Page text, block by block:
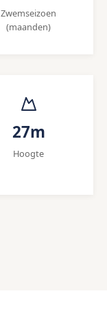
Zwemseizoen
(maanden)
27m
Hoogte